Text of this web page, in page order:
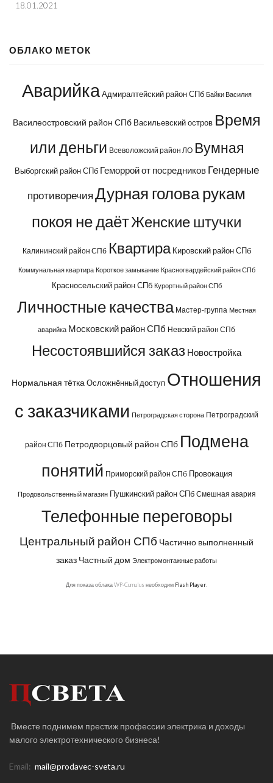
18.01.2021
ОБЛАКО МЕТОК
Аварийка Адмиралтейский район СПб Байки Василия
Василеостровский район СПб Васильевский остров Время
или деньги Всеволожский район ЛО Вумная
Выборгский район СПб Геморрой от посредников Гендерные
противоречияДурная голова рукам
покоя не даётЖенские штучки
Калининский район СПб Квартира Кировский район СПб
Коммунальная квартира Короткое замыкание Красногвардейский район СПб
Красносельский район СПб Курортный район СПб
Личностные качества Мастер-группа Местная
аварийка Московский район СПб Невский район СПб
Несостоявшийся заказ Новостройка
Нормальная тётка Осложнённый доступ Отношения
с заказчиками Петроградская сторона Петроградский
район СПб Петродворцовый район СПб Подмена
понятий Приморский район СПб Провокация
Продовольственный магазин Пушкинский район СПб Смешная авария
Телефонные переговоры
Центральный район СПб Частично выполненный
заказ Частный дом Электромонтажные работы
Для показа облака WP-Cumulus необходим Flash Player
Вместе поднимем престиж профессии электрика и доходы
малого электротехнического бизнеса!
Email: mail@prodavec-sveta.ru